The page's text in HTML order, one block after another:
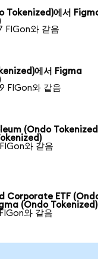
Tokenized)에서
FIGon와 같음
에서 Figma
FIGon와 같음
(Ondo Tokenized)
와 같음
Corporate ETF
(Ondo Tokenized)
와 같음